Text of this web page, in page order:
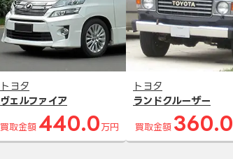
トヨタ
ヴェルファイア
買取金額 440.0 万円
トヨタ
ランドクルーザー
買取金額 360.0